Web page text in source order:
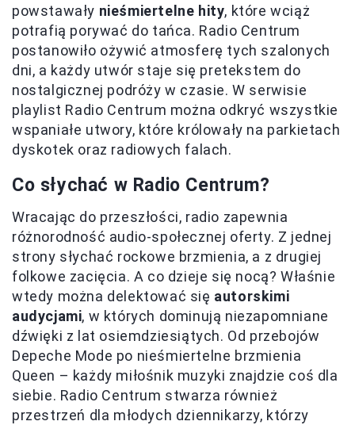
powstawały nieśmiertelne hity, które wciąż
potrafią porywać do tańca. Radio Centrum
postanowiło ożywić atmosferę tych szalonych
dni, a każdy utwór staje się pretekstem do
nostalgicznej podróży w czasie. W serwisie
playlist Radio Centrum można odkryć wszystkie
wspaniałe utwory, które królowały na parkietach
dyskotek oraz radiowych falach.
Co słychać w Radio Centrum?
Wracając do przeszłości, radio zapewnia
różnorodność audio-społecznej oferty. Z jednej
strony słychać rockowe brzmienia, a z drugiej
folkowe zacięcia. A co dzieje się nocą? Właśnie
wtedy można delektować się autorskimi
audycjami, w których dominują niezapomniane
dźwięki z lat osiemdziesiątych. Od przebojów
Depeche Mode po nieśmiertelne brzmienia
Queen – każdy miłośnik muzyki znajdzie coś dla
siebie. Radio Centrum stwarza również
przestrzeń dla młodych dziennikarzy, którzy